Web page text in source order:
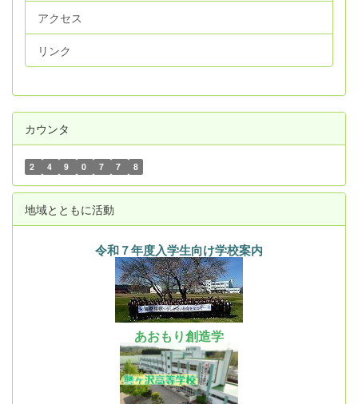
アクセス
リンク
カウンタ
2 4 9 0 7 7 8
地域とともに活動
令和７年度入学生向け学校案内
あおもり創造学